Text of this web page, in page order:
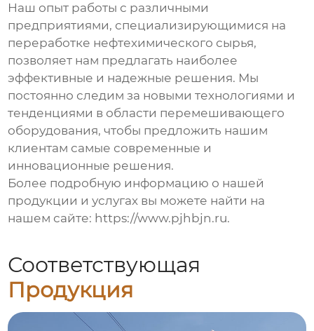
Наш опыт работы с различными
предприятиями, специализирующимися на
переработке нефтехимического сырья,
позволяет нам предлагать наиболее
эффективные и надежные решения. Мы
постоянно следим за новыми технологиями и
тенденциями в области перемешивающего
оборудования, чтобы предложить нашим
клиентам самые современные и
инновационные решения.
Более подробную информацию о нашей
продукции и услугах вы можете найти на
нашем сайте: https://www.pjhbjn.ru.
Соответствующая
Продукция